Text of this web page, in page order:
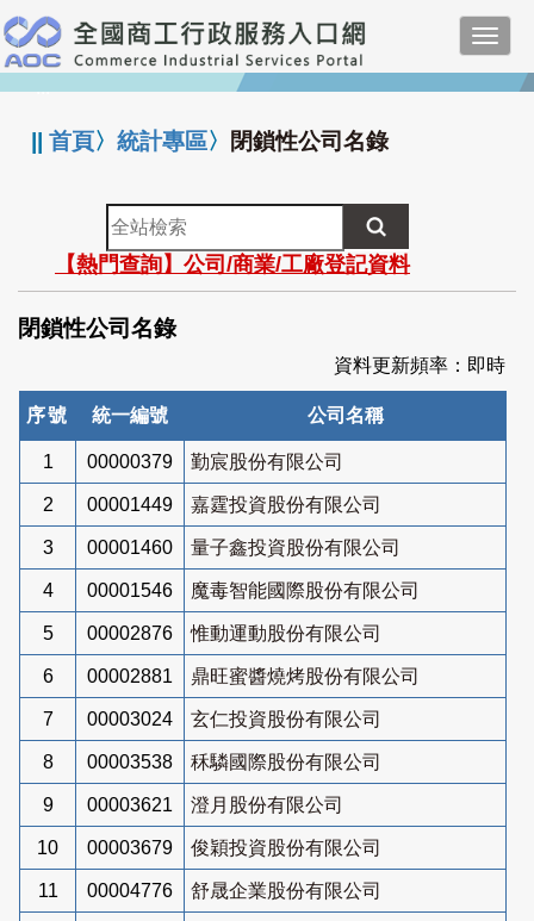
跳
到
主
要
:::
||首頁〉統計專區〉 閉鎖性公司名錄
全
站
檢
索
【熱門查詢】公司/商業/工廠登記資料
閉鎖性公司名錄
資料更新頻率：即時
序號 統一編號 公司名稱
1 00000379 勤宸股份有限公司
2 00001449 嘉霆投資股份有限公司
3 00001460 量子鑫投資股份有限公司
4 00001546 魔毒智能國際股份有限公司
5 00002876 惟動運動股份有限公司
6 00002881 鼎旺蜜醬燒烤股份有限公司
7 00003024 玄仁投資股份有限公司
8 00003538 秝驎國際股份有限公司
9 00003621 澄月股份有限公司
10 00003679 俊穎投資股份有限公司
11 00004776 舒晟企業股份有限公司